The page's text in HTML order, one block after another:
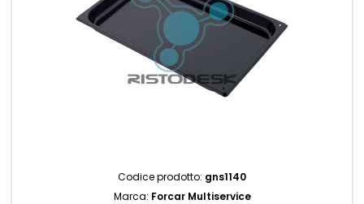
Codice prodotto: gns1140
Marca: Forcar Multiservice